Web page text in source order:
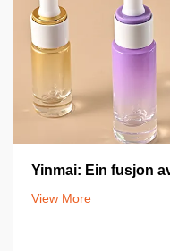
Yinmai: Ein fusjon
View More